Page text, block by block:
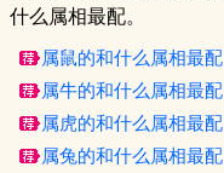
什么属相最配。
属鼠的和什么属相最配
属牛的和什么属相最配
属虎的和什么属相最配
属兔的和什么属相最配